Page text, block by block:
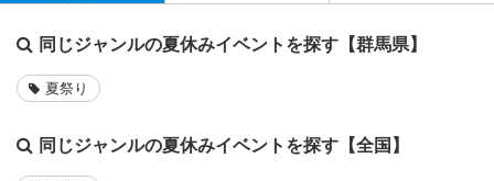
同じジャンルの夏休みイベントを探す【群馬県】
夏祭り
同じジャンルの夏休みイベントを探す【全国】